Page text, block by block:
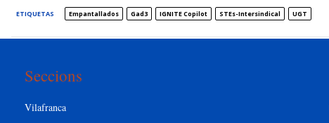
ETIQUETAS Empantallados Gad3 IGNITE Copilot STEs-Intersindical UGT
Seccions
Vilafranca